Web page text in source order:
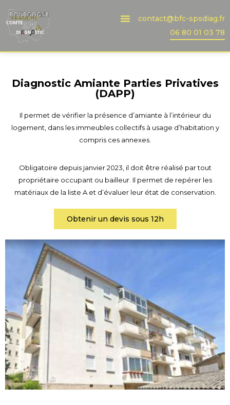
Aller
au
contenu
contact@bfc-spsdiag.fr
06 80 01 03 78
Diagnostic Amiante Parties Privatives
(DAPP)
Il permet de vérifier la présence d’amiante à l’intérieur du
logement, dans les immeubles collectifs à usage d’habitation y
compris ces annexes.
Obligatoire depuis janvier 2023, il doit être réalisé par tout
propriétaire occupant ou bailleur. Il permet de repérer les
matériaux de la liste A et d’évaluer leur état de conservation.
Obtenir un devis sous 12h